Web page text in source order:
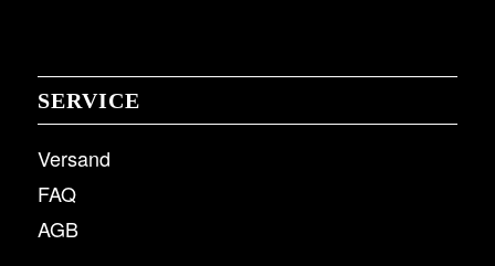
SERVICE
Versand
FAQ
AGB